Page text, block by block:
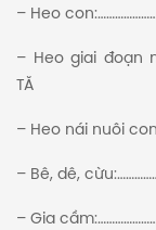
– Heo
– Heo giai đoạn
TĂ
– Heo nái nuôi
– Bê, dê,
– Gia